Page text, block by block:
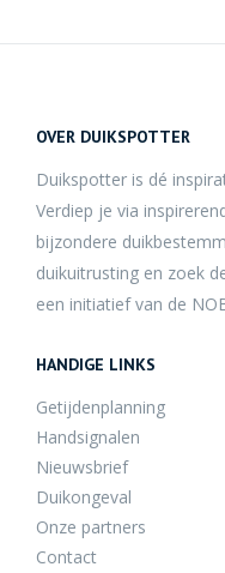
OVER DUIKSPOTTER
Duikspotter is dé
Verdiep je via
bijzondere
duikuitrusting en zoek
een initiatief van de
HANDIGE LINKS
Getijdenplanning
Handsignalen
Nieuwsbrief
Duikongeval
Onze partners
Contact